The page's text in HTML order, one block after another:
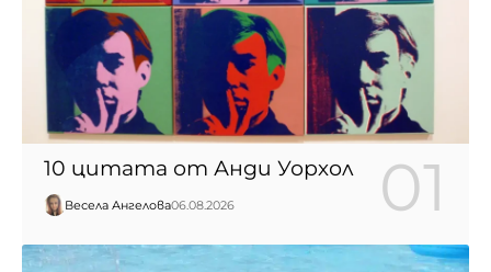
10 цитата от Анди Уорхол
Весела Ангелова06.08.2026